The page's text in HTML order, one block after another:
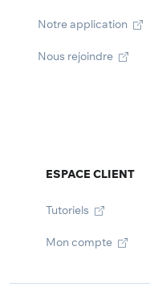
Notre application
Nous rejoindre
ESPACE CLIENT
Tutoriels
Mon compte